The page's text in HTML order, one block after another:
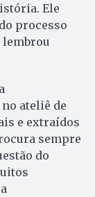
Ele
processo
lembrou
ateliê de
e extraídos
sempre
do